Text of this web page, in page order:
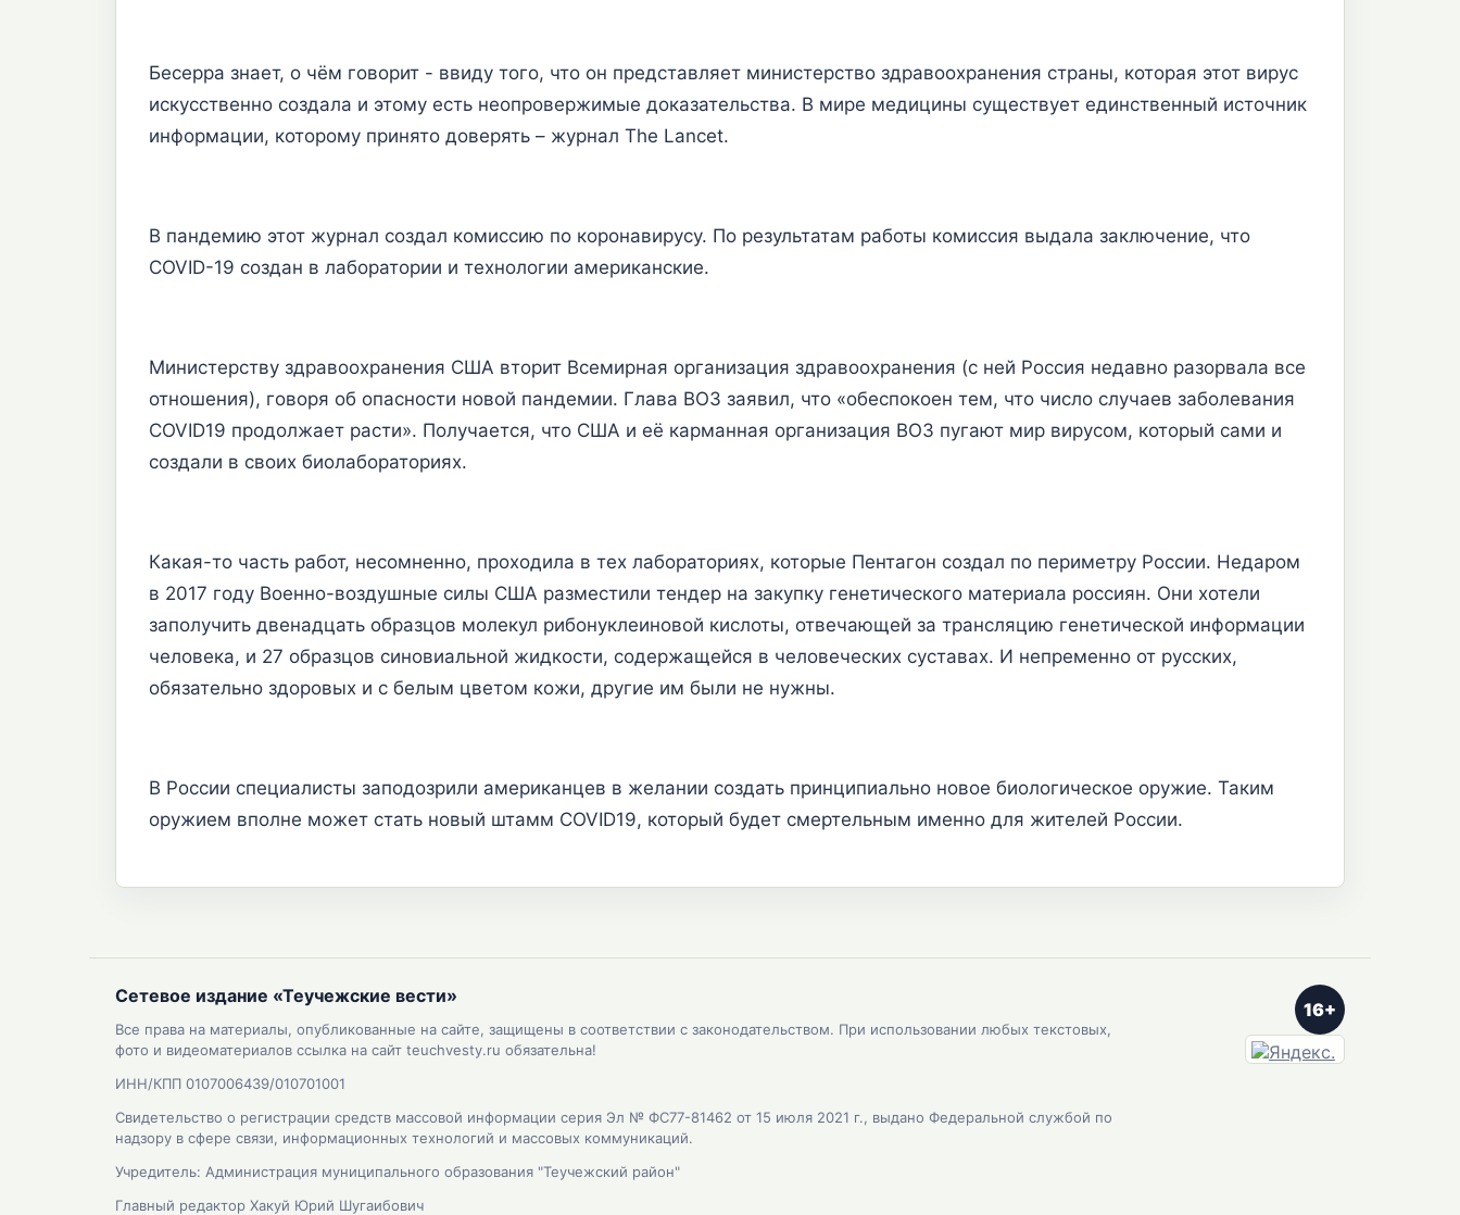
Бесерра знает, о чём говорит - ввиду того, что он представляет министерство здравоохранения страны, которая этот вирус
искусственно создала и этому есть неопровержимые доказательства. В мире медицины существует единственный источник
информации, которому принято доверять – журнал The Lancet.
В пандемию этот журнал создал комиссию по коронавирусу. По результатам работы комиссия выдала заключение, что
COVID-19 создан в лаборатории и технологии американские.
Министерству здравоохранения США вторит Всемирная организация здравоохранения (с ней Россия недавно разорвала все
отношения), говоря об опасности новой пандемии. Глава ВОЗ заявил, что «обеспокоен тем, что число случаев заболевания
COVID19 продолжает расти». Получается, что США и её карманная организация ВОЗ пугают мир вирусом, который сами и
создали в своих биолабораториях.
Какая-то часть работ, несомненно, проходила в тех лабораториях, которые Пентагон создал по периметру России. Недаром
в 2017 году Военно-воздушные силы США разместили тендер на закупку генетического материала россиян. Они хотели
заполучить двенадцать образцов молекул рибонуклеиновой кислоты, отвечающей за трансляцию генетической информации
человека, и 27 образцов синовиальной жидкости, содержащейся в человеческих суставах. И непременно от русских,
обязательно здоровых и с белым цветом кожи, другие им были не нужны.
В России специалисты заподозрили американцев в желании создать принципиально новое биологическое оружие. Таким
оружием вполне может стать новый штамм COVID19, который будет смертельным именно для жителей России.
Сетевое издание «Теучежские вести»
Все права на материалы, опубликованные на сайте, защищены в соответствии с законодательством. При использовании любых текстовых,
фото и видеоматериалов ссылка на сайт teuchvesty.ru обязательна!
ИНН/КПП 0107006439/010701001
Свидетельство о регистрации средств массовой информации серия Эл № ФС77-81462 от 15 июля 2021 г., выдано Федеральной службой по
надзору в сфере связи, информационных технологий и массовых коммуникаций.
Учредитель: Администрация муниципального образования "Теучежский район"
Главный редактор Хакуй Юрий Шугаибович
16+